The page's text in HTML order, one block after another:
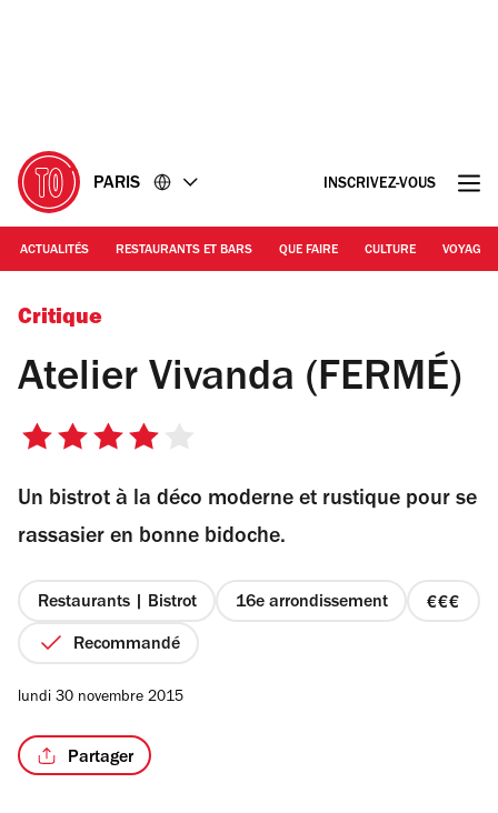
PARIS INSCRIVEZ-VOUS
ACTUALITÉS RESTAURANTS ET BARS QUE FAIRE CULTURE VOYAGE
© Atelier Vivanda
Critique
Atelier Vivanda (FERMÉ)
4
5
étoiles
Un bistrot à la déco moderne et rustique pour se
rassasier en bonne bidoche.
Restaurants | Bistrot 16e arrondissement
prix
Recommandé
lundi 30 novembre 2015
Partager